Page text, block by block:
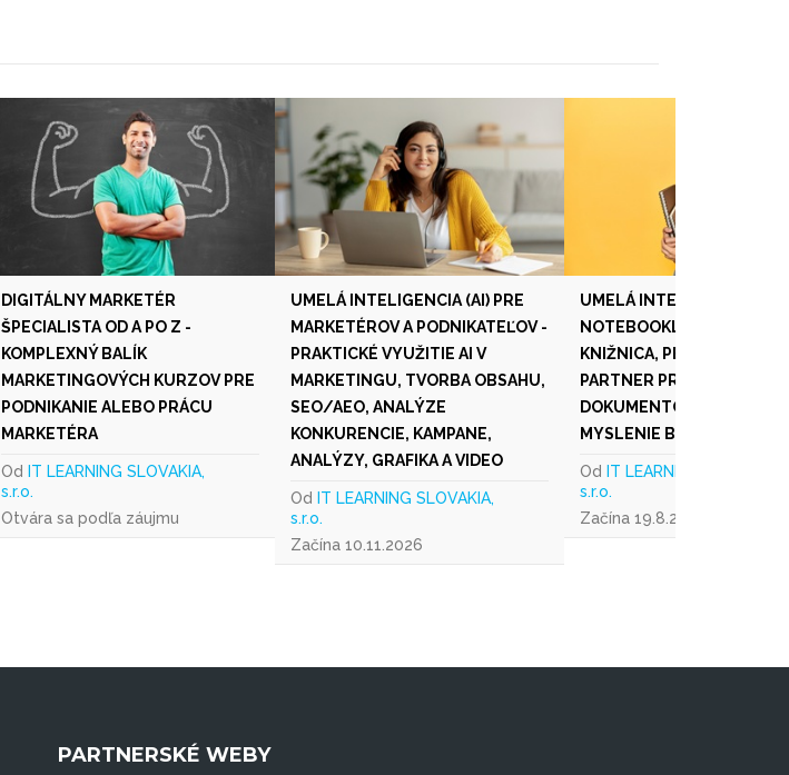
DIGITÁLNY MARKETÉR
ŠPECIALISTA OD A PO Z -
KOMPLEXNÝ BALÍK
MARKETINGOVÝCH KURZOV PRE
PODNIKANIE ALEBO PRÁCU
MARKETÉRA
Od IT LEARNING SLOVAKIA,
s.r.o.
Otvára sa podľa záujmu
UMELÁ INTELIGENCIA (AI) PRE
MARKETÉROV A PODNIKATEĽOV -
PRAKTICKÉ VYUŽITIE AI V
MARKETINGU, TVORBA OBSAHU,
SEO/AEO, ANALÝZE
KONKURENCIE, KAMPANE,
ANALÝZY, GRAFIKA A VIDEO
Od IT LEARNING SLOVAKIA,
s.r.o.
Začína 10.11.2026
UMELÁ INTELIGENCIA
NOTEBOOKLM -
KNIŽNICA,
PARTNER PRE ANALÝZU
DOKUMENTOV A VÝSKUM
MYSLENIE BEZ
Od IT LEARNING SLOVAKIA,
s.r.o.
Začína 19.8.2026
PARTNERSKÉ WEBY